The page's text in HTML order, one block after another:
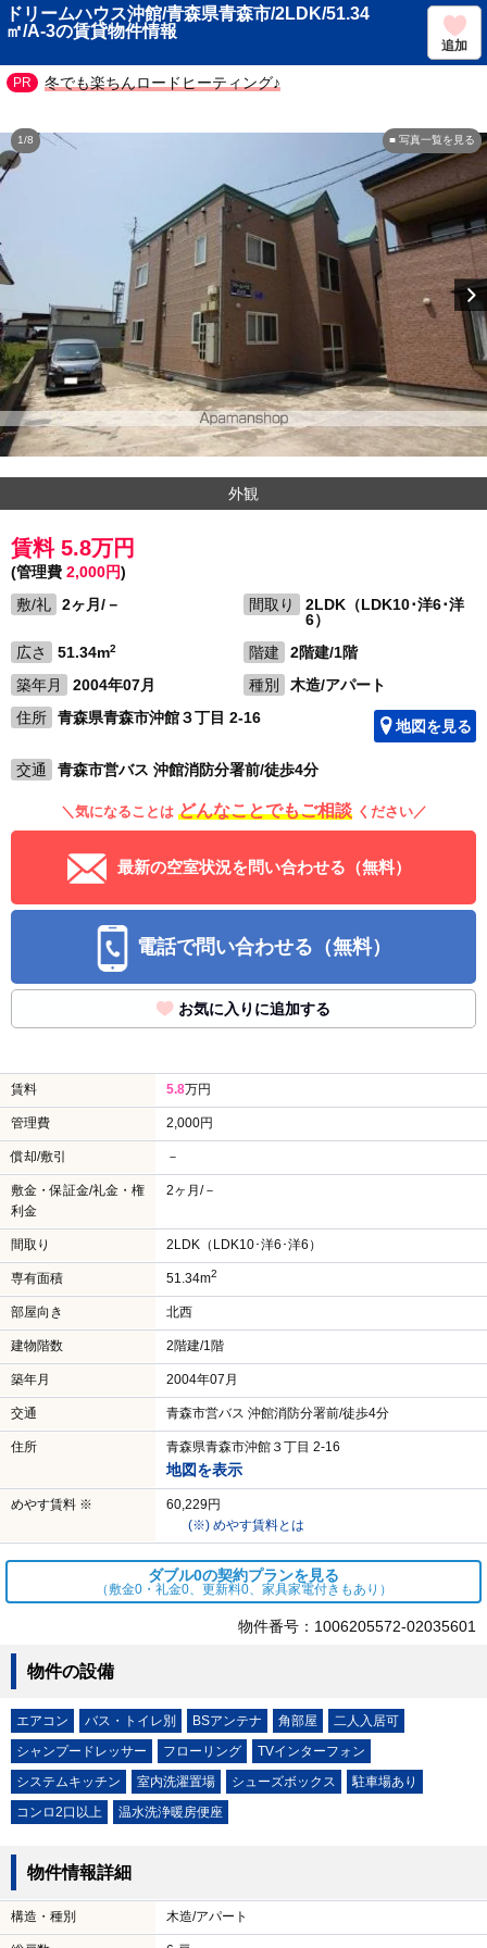
ドリームハウス沖館/青森県青森市/2LDK/51.34
㎡/A-3の賃貸物件情報
追加
冬でも楽ちんロードヒーティング♪
■ 写真一覧を見る
1/8
外観
賃料 5.8万円
(管理費 2,000円)
敷/礼
2ヶ月/－ 間取り
2LDK（LDK10･洋6･洋
6）
広さ
51.34m2 階建
2階建/1階
築年月
2004年07月 種別
木造/アパート
住所
青森県青森市沖館３丁目 2-16 地図を見る
交通 青森市営バス 沖館消防分署前/徒歩4分
＼気になることは どんなことでもご相談 ください／
最新の空室状況を問い合わせる（無料）
電話で問い合わせる（無料）
お気に入りに追加する
賃料 5.8万円
管理費 2,000円
償却/敷引 －
敷金・保証金/礼金・権
利金
2ヶ月/－
間取り 2LDK（LDK10･洋6･洋6）
専有面積 51.34m2
部屋向き 北西
建物階数 2階建/1階
築年月 2004年07月
交通 青森市営バス 沖館消防分署前/徒歩4分
住所 青森県青森市沖館３丁目 2-16
地図を表示
めやす賃料 ※
60,229円
(※) めやす賃料とは
ダブル0の契約プランを見る
（敷金0・礼金0、更新料0、家具家電付きもあり）
物件番号：1006205572-02035601
物件の設備
エアコン バス・トイレ別 BSアンテナ 角部屋
二人入居可
シャンプードレッサー
フローリング
TVインターフォン
システムキッチン
室内洗濯置場 シューズボックス
駐車場あり
コンロ2口以上
温水洗浄暖房便座
物件情報詳細
構造・種別 木造/アパート